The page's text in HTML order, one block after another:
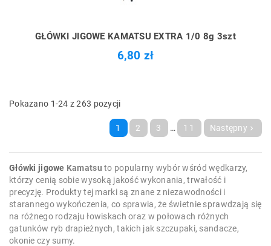
GŁÓWKI JIGOWE KAMATSU EXTRA 1/0 8g 3szt
6,80 zł
Pokazano 1-24 z 263 pozycji
1 2 3 … 11 Następny 
Główki jigowe Kamatsu to popularny wybór wśród wędkarzy,
którzy cenią sobie wysoką jakość wykonania, trwałość i
precyzję. Produkty tej marki są znane z niezawodności i
starannego wykończenia, co sprawia, że świetnie sprawdzają się
na różnego rodzaju łowiskach oraz w połowach różnych
gatunków ryb drapieżnych, takich jak szczupaki, sandacze,
okonie czy sumy.